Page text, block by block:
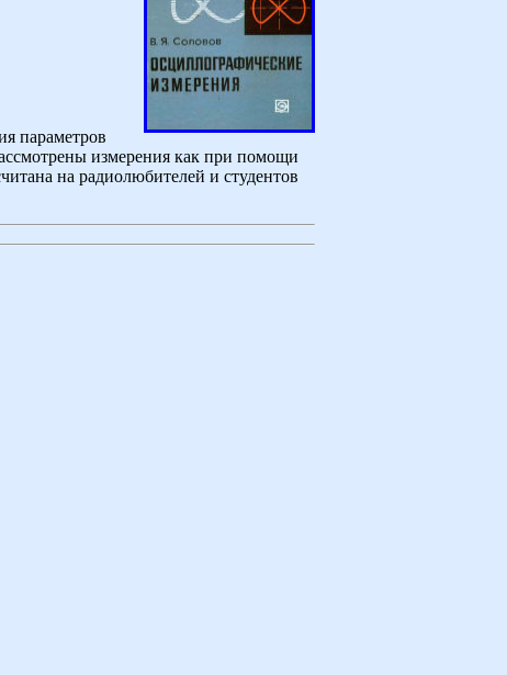
параметров
измерения как при помощи
на радиолюбителей и студентов